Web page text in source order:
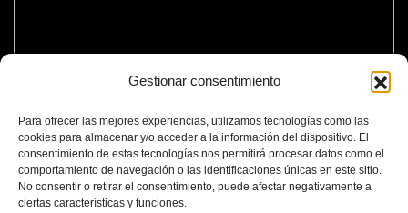
Gestionar consentimiento
Para ofrecer las mejores experiencias, utilizamos tecnologías como las
cookies para almacenar y/o acceder a la información del dispositivo. El
consentimiento de estas tecnologías nos permitirá procesar datos como el
comportamiento de navegación o las identificaciones únicas en este sitio.
No consentir o retirar el consentimiento, puede afectar negativamente a
ciertas características y funciones.